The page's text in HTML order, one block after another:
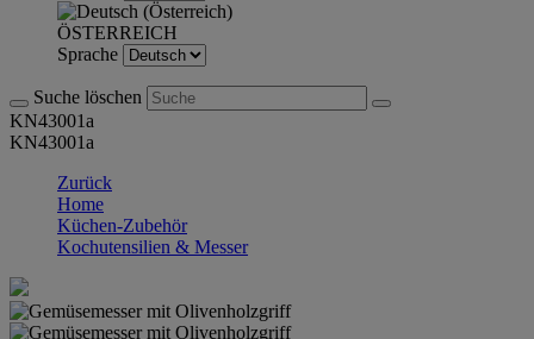
ÖSTERREICH
Sprache
Suche löschen
KN43001a
KN43001a
Zurück
Home
Küchen-Zubehör
Kochutensilien & Messer